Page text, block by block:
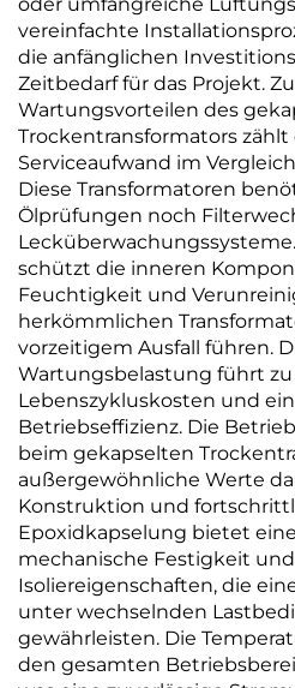
vereinfachte
die anfänglichen
Zeitbedarf für das Projekt.
Wartungsvorteilen des
Trockentransformators
Serviceaufwand im
Diese Transformatoren
Ölprüfungen noch
schützt die inneren
Feuchtigkeit und
herkömmlichen
vorzeitigem Ausfall führen.
Wartungsbelastung führt
Lebenszykluskosten und
Betriebseffizienz. Die
beim gekapselten
außergewöhnliche Werte
Konstruktion und
Epoxidkapselung bietet
mechanische Festigkeit
Isoliereigenschaften, die
unter wechselnden
gewährleisten. Die
den gesamten